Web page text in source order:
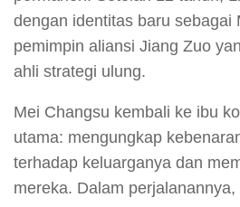
dengan identitas baru sebagai
pemimpin aliansi Jiang Zuo
ahli strategi ulung.
Mei Changsu kembali ke ibu
utama: mengungkap
terhadap keluarganya dan
mereka. Dalam